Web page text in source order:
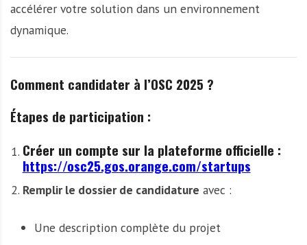
accélérer votre solution dans un environnement
dynamique.
Comment candidater à l’OSC 2025 ?
Étapes de participation :
Créer un compte sur la plateforme officielle :
https://osc25.gos.orange.com/startups
Remplir le dossier de candidature avec :
Une description complète du projet